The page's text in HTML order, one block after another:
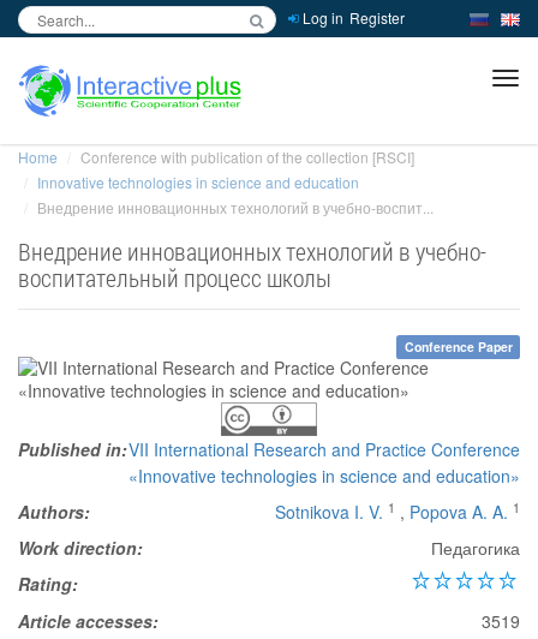
Log in Register
Home
Conference with publication of the collection [RSCI]
Innovative technologies in science and education
Внедрение инновационных технологий в учебно-воспит...
Внедрение инновационных технологий в учебно-
воспитательный процесс школы
Conference Paper
Published in:VII International Research and Practice Conference
«Innovative technologies in science and education»
Authors:
Sotnikova I. V. 1 , Popova A. A. 1
Work direction:
Педагогика
Rating:
Article accesses:
3519